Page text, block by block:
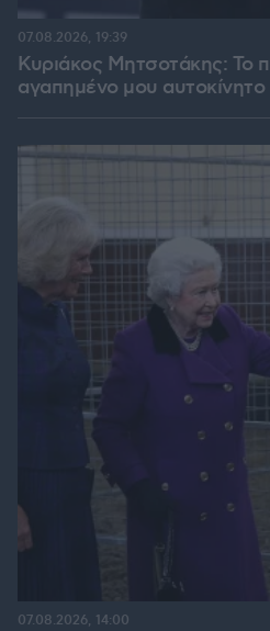
Κυριάκος Μητσοτάκης: Το
αγαπημένο μου αυτοκίνητο
07.08.2026, 19:39
07.08.2026, 14:00